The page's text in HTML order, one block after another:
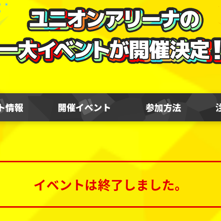
情報 開催イベント 参加方法
イベントは終了しました。